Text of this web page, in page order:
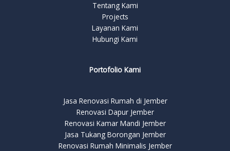
Tentang Kami
Projects
Layanan Kami
Hubungi Kami
Portofolio Kami
Jasa Renovasi Rumah di Jember
Renovasi Dapur Jember
Renovasi Kamar Mandi Jember
Jasa Tukang Borongan Jember
Renovasi Rumah Minimalis Jember